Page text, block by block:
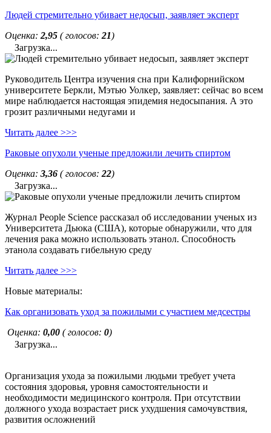
Людей стремительно убивает недосып, заявляет эксперт
Оценка: 2,95 ( голосов: 21)
Загрузка...
Руководитель Центра изучения сна при Калифорнийском
университете Беркли, Мэтью Уолкер, заявляет: сейчас во всем
мире наблюдается настоящая эпидемия недосыпания. А это
грозит различными недугами и
Читать далее >>>
Раковые опухоли ученые предложили лечить спиртом
Оценка: 3,36 ( голосов: 22)
Загрузка...
Журнал People Science рассказал об исследовании ученых из
Университета Дьюка (США), которые обнаружили, что для
лечения рака можно использовать этанол. Способность
этанола создавать гибельную среду
Читать далее >>>
Новые материалы:
Как организовать уход за пожилыми с участием медсестры
Оценка: 0,00 ( голосов: 0)
Загрузка...
Организация ухода за пожилыми людьми требует учета
состояния здоровья, уровня самостоятельности и
необходимости медицинского контроля. При отсутствии
должного ухода возрастает риск ухудшения самочувствия,
развития осложнений